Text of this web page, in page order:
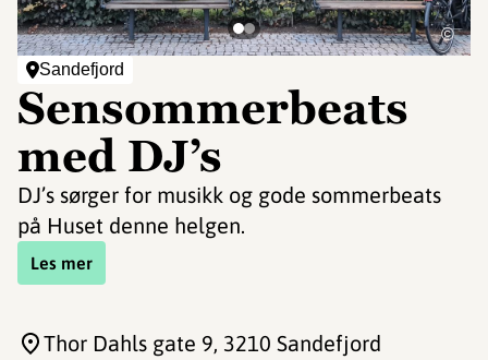
Sandefjord
Sensommerbeats
med DJ’s
DJ’s sørger for musikk og gode sommerbeats
på Huset denne helgen.
Les mer
©
Thor Dahls gate 9, 3210 Sandefjord